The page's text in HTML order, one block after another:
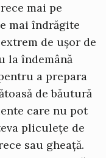
mai pe
mai îndrăgite
de ușor de
la îndemână
a prepara
de băutură
care nu pot
pliculețe de
sau gheață.